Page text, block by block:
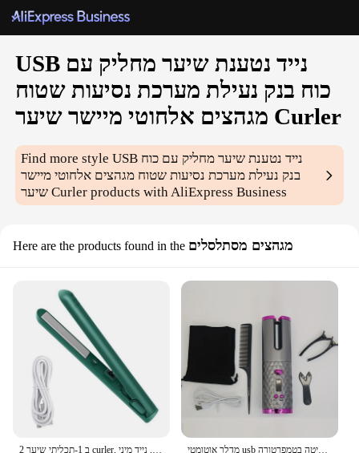
USB נייד נטענת שיער מחליק עם
כוח בנק נעילת מערכת נסיעות שטוח
מגהצים אלחוטי מיישר שיער Curler
Find more styleUSB נייד נטענת שיער מחליק עם כוח
בנק נעילת מערכת נסיעות שטוח מגהצים אלחוטי מיישר
שיער Curler products with AliExpress Business
Here are the products found in the מגהצים מסתלסלים
2 ב 1-תכליתי שיער curler, מיני שיער מחליק, נסיעות ברזל מסתלסל, נייד מיני lusb שיער מדלר אוטומטי usb משמש כבנק חשמל, עם חימום מהיר וסיבוב דו כיווני לשליטה בטמפרטורה, Fo נוח